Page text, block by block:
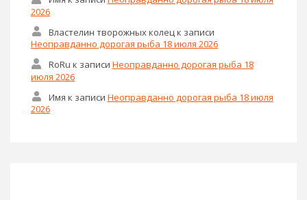
2026
Властелин творожных колец к записи
Неоправданно дорогая рыба 18 июля 2026
RoRu к записи Неоправданно дорогая рыба 18
июля 2026
Имя к записи Неоправданно дорогая рыба 18 июля
2026